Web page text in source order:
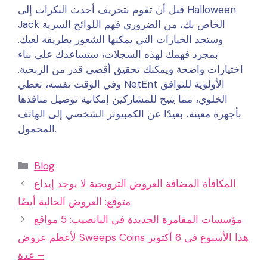
قبل أن تقوم بتحريف أحدث البكرات إلى Halloween
Jack الخاص بك، من الضروري فهم اللوائح السرية
وستجد الخيارات التي يمكنها الشعور بطريقة لعبك.
بمجرد فهمك لهذه السجلات، ستساعدك على بناء
اختيارات واضحة ويمكنك تحقيق أقصى قدر من الربحية.
وفي الوقت نفسه، تعطي NetEnt الأولوية للتوافق
الخلوي، مما يتيح للمشاركين إمكانية توصيل منافذها
بأجهزة معينة، بعيدًا عن الكمبيوتر الشخصي إلى الهاتف
المحمول.
Categories
Blog
المكافأة المضافة العروض الترويجية لا يوجد إيداع
متوقع: العروض الحالية أيضًا
مؤسسات المقامرة الجديدة في اليانصيب: 5 مواقع
لأعظم عروض Sweeps Coins هذا الأسبوع في 6 أكتوبر
– عدة